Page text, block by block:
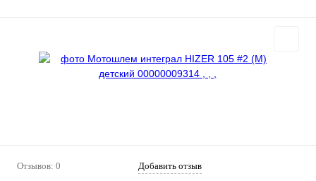
Отзывов: 0
Добавить отзыв